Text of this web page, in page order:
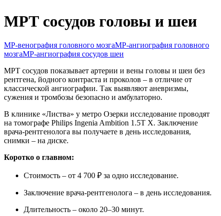
Маммология
Неврология
Оториноларингология (ЛОР)
Офтальмология
Педиатрия
Ревматология
Спортивная медицина
Терапия
Травматология-ортопедия
Урология
Флебология
Хирургия
МРТ сосудов головы и шеи
МР-венография головного мозгаМР-ангиография головного
мозгаМР-ангиография сосудов шеи
МРТ сосудов показывает артерии и вены головы и шеи без
рентгена, йодного контраста и проколов – в отличие от
классической ангиографии. Так выявляют аневризмы,
сужения и тромбозы безопасно и амбулаторно.
В клинике «Листва» у метро Озерки исследование проводят
на томографе Philips Ingenia Ambition 1.5T X. Заключение
врача-рентгенолога вы получаете в день исследования,
снимки – на диске.
Коротко о главном:
Стоимость – от 4 700 ₽ за одно исследование.
Заключение врача-рентгенолога – в день исследования.
Длительность – около 20–30 минут.